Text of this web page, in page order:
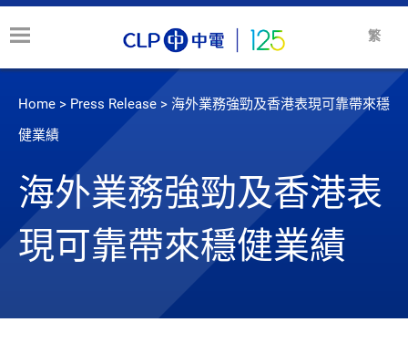
繁
Home > Press Release > 海外業務強勁及香港表現可靠帶來穩
健業績
海外業務強勁及香港表
現可靠帶來穩健業績